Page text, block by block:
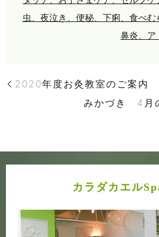
虫、夜泣き、便秘、下痢、食べむ
鼻炎、ア
2020年度お灸教室のご案内
みかづき 4月
カラダカエル